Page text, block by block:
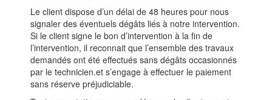
Le client dispose d’un délai de 48 heures pour nous
signaler des éventuels dégâts liés à notre intervention.
Si le client signe le bon d’intervention à la fin de
l’intervention, il reconnait que l’ensemble des travaux
demandés ont été effectués sans dégâts occasionnés
par le technicien.et s’engage à effectuer le paiement
sans réserve préjudiciable.